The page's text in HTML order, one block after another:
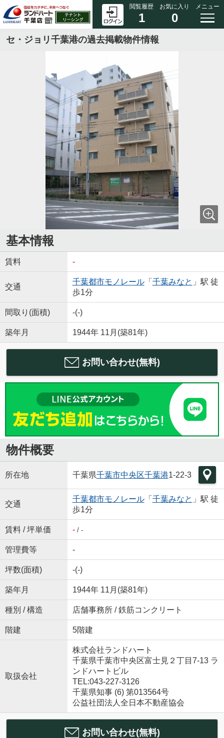
閲覧履歴
1
お気に入り
0
メニュー
セ・ジョリ千葉港の過去掲載物件情報
基本情報
賃料 -
交通
千葉都市モノレール「 千葉みなと 」駅 徒
歩1分
間取り(面積) -(-)
築年月 1944年 11月(築81年)
お問い合わせ(無料)
物件概要
所在地 千葉県千葉市中央区千葉港1-22-3
交通
千葉都市モノレール「 千葉みなと 」駅 徒
歩1分
賃料 / 坪単価 -/ -
管理費等 -
坪数(面積) -(-)
築年月 1944年 11月(築81年)
種別 / 構造 店舗事務所 / 鉄筋コンクリート
階建 5階建
取扱会社
株式会社ランドハート
千葉県千葉市中央区富士見２丁目7-13 ラ
ンドハートビル
TEL:043-227-3126
千葉県知事 (6) 第013564号
公益社団法人全日本不動産協会
お問い合わせ(無料)